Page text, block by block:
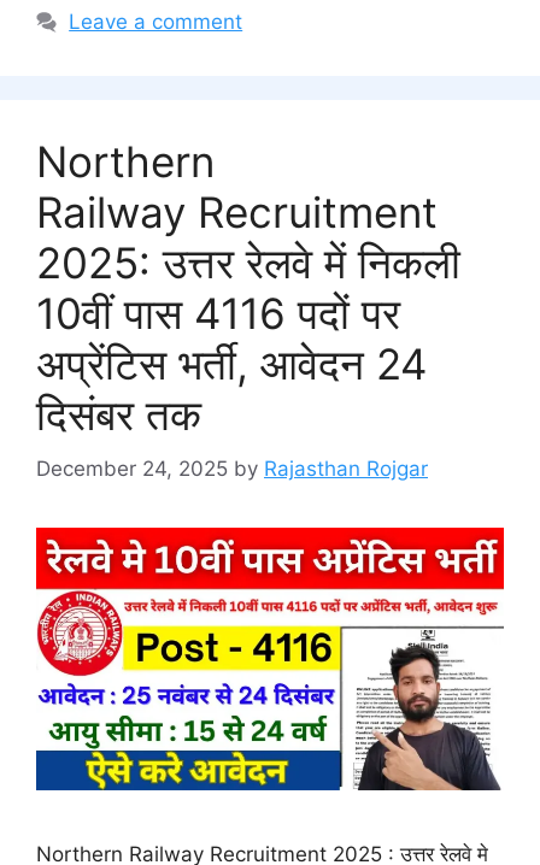
Leave a comment
Northern
Railway Recruitment
2025: उत्तर रेलवे में निकली
10वीं पास 4116 पदों पर
अप्रेंटिस भर्ती, आवेदन 24
दिसंबर तक
December 24, 2025 by Rajasthan Rojgar
Northern Railway Recruitment 2025 : उत्तर रेलवे मे